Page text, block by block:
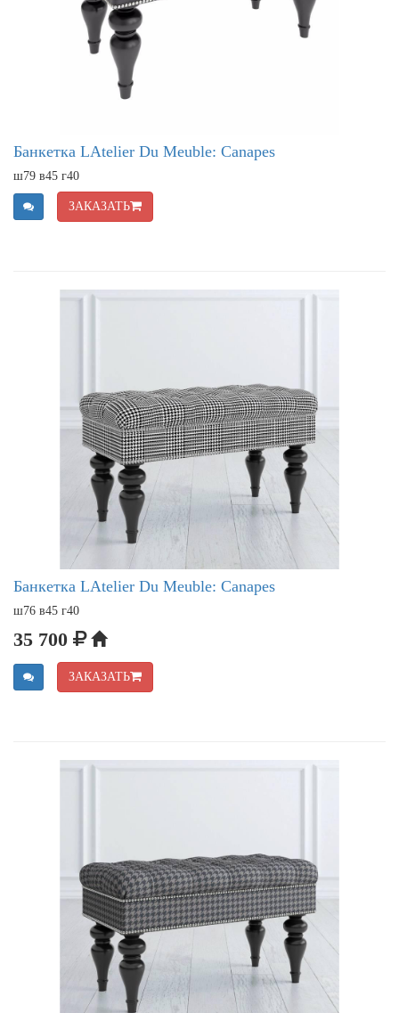
Банкетка LAtelier Du Meuble: Canapes
ш79 в45 г40
ЗАКАЗАТЬ
Банкетка LAtelier Du Meuble: Canapes
ш76 в45 г40
35 700
ЗАКАЗАТЬ